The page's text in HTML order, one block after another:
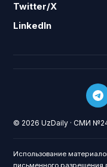
Twitter/X
LinkedIn
© 2026 UzDaily · СМИ
Использование
письменного разрешения